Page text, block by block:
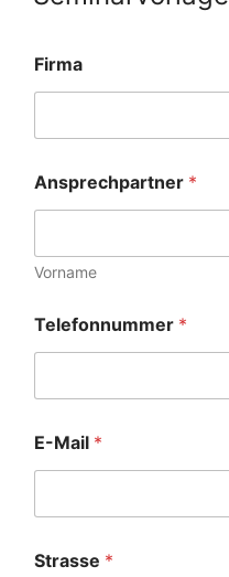
Firma
Ansprechpartner *
Vorname
Telefonnummer *
E-Mail *
Strasse *